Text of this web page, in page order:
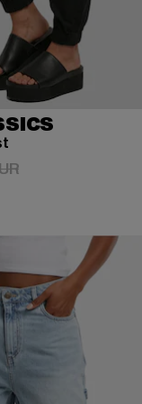
EUR
Aktionspreis: 44,99